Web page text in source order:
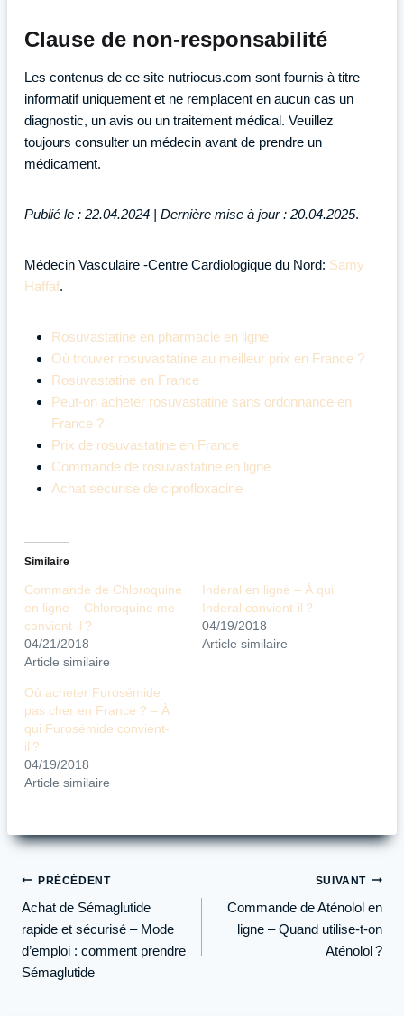
Clause de non-responsabilité
Les contenus de ce site nutriocus.com sont fournis à titre
informatif uniquement et ne remplacent en aucun cas un
diagnostic, un avis ou un traitement médical. Veuillez
toujours consulter un médecin avant de prendre un
médicament.
Publié le : 22.04.2024 | Dernière mise à jour : 20.04.2025.
Médecin Vasculaire -Centre Cardiologique du Nord: Samy
Haffaf.
Rosuvastatine en pharmacie en ligne
Où trouver rosuvastatine au meilleur prix en France ?
Rosuvastatine en France
Peut-on acheter rosuvastatine sans ordonnance en
France ?
Prix de rosuvastatine en France
Commande de rosuvastatine en ligne
Achat securise de ciprofloxacine
Similaire
Commande de Chloroquine
en ligne – Chloroquine me
convient-il ?
04/21/2018
Article similaire
Inderal en ligne – À qui
Inderal convient-il ?
04/19/2018
Article similaire
Où acheter Furosémide
pas cher en France ? – À
qui Furosémide convient-
il ?
04/19/2018
Article similaire
Navigation
de
l’article
PRÉCÉDENT
Achat de Sémaglutide
rapide et sécurisé – Mode
d’emploi : comment prendre
Sémaglutide
SUIVANT
Commande de Aténolol en
ligne – Quand utilise-t-on
Aténolol ?